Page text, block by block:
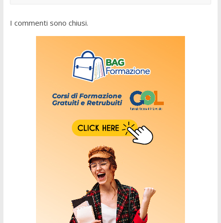
I commenti sono chiusi.